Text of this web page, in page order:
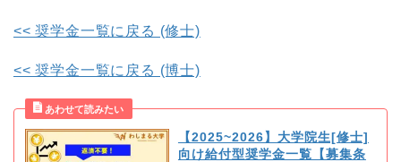
<< 奨学金一覧に戻る (修士)
<< 奨学金一覧に戻る (博士)
【2025~2026】大学院生[修士]
向け給付型奨学金一覧【募集条